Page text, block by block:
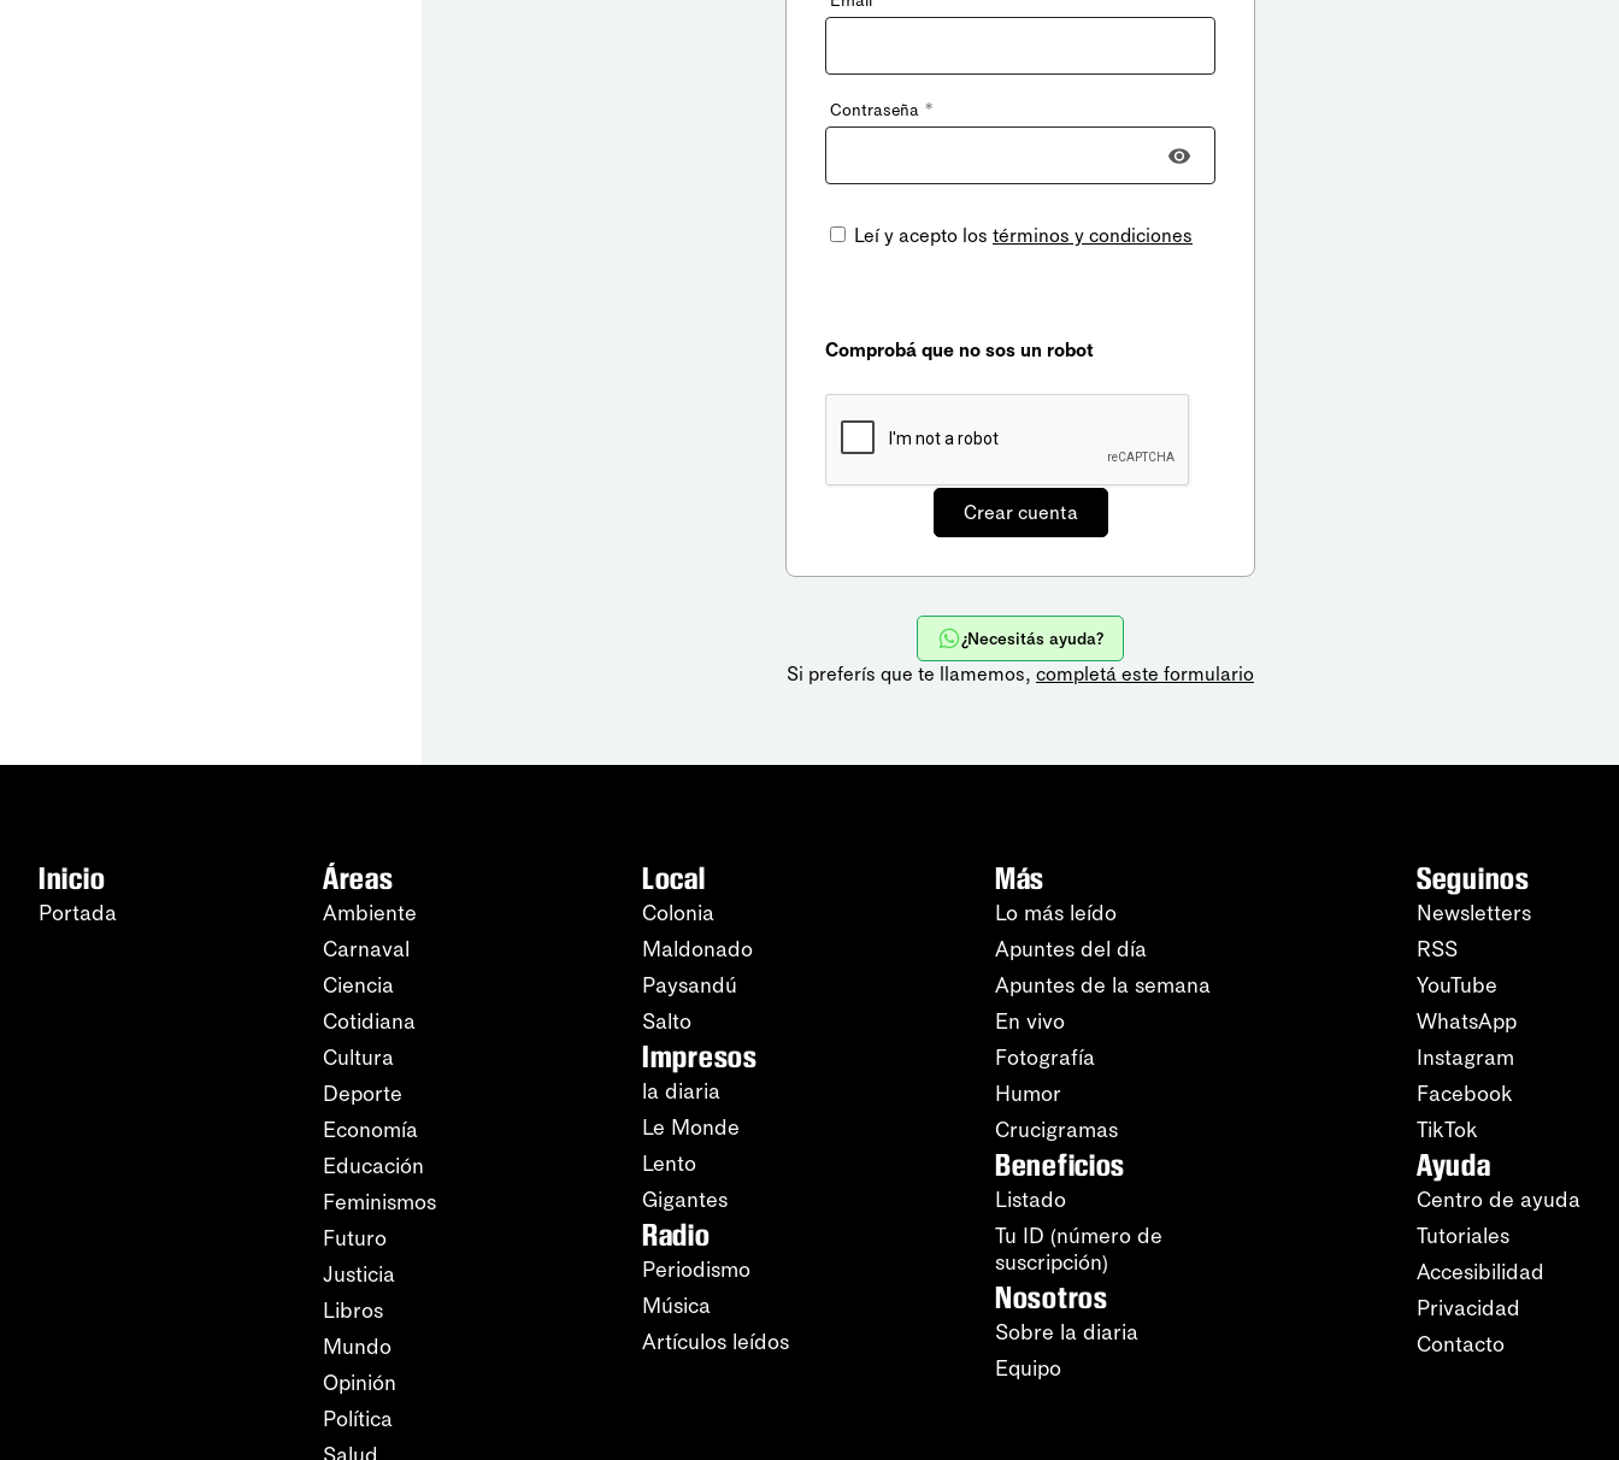
Contraseña *
Leí y acepto los términos y condiciones
Comprobá que no sos un robot
¿Necesitás ayuda?
Si preferís que te llamemos, completá este formulario
Inicio
Portada
Áreas
Ambiente
Carnaval
Ciencia
Cotidiana
Cultura
Deporte
Economía
Educación
Feminismos
Futuro
Justicia
Libros
Mundo
Opinión
Política
Local
Colonia
Maldonado
Paysandú
Salto
Impresos
la diaria
Le Monde
Lento
Gigantes
Radio
Periodismo
Música
Artículos leídos
Más
Lo más leído
Apuntes del día
Apuntes de la semana
En vivo
Fotografía
Humor
Crucigramas
Beneficios
Listado
Tu ID (número de
suscripción)
Nosotros
Sobre la diaria
Equipo
Seguinos
Newsletters
RSS
YouTube
WhatsApp
Instagram
Facebook
TikTok
Ayuda
Centro de ayuda
Tutoriales
Accesibilidad
Privacidad
Contacto